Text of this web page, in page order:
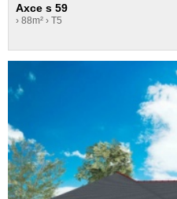
Axce s 59
› 88m² › T5